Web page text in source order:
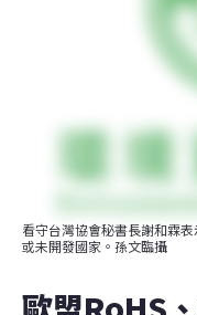
看守台灣協會秘書長謝和霖
或未開發國家。孫文臨攝